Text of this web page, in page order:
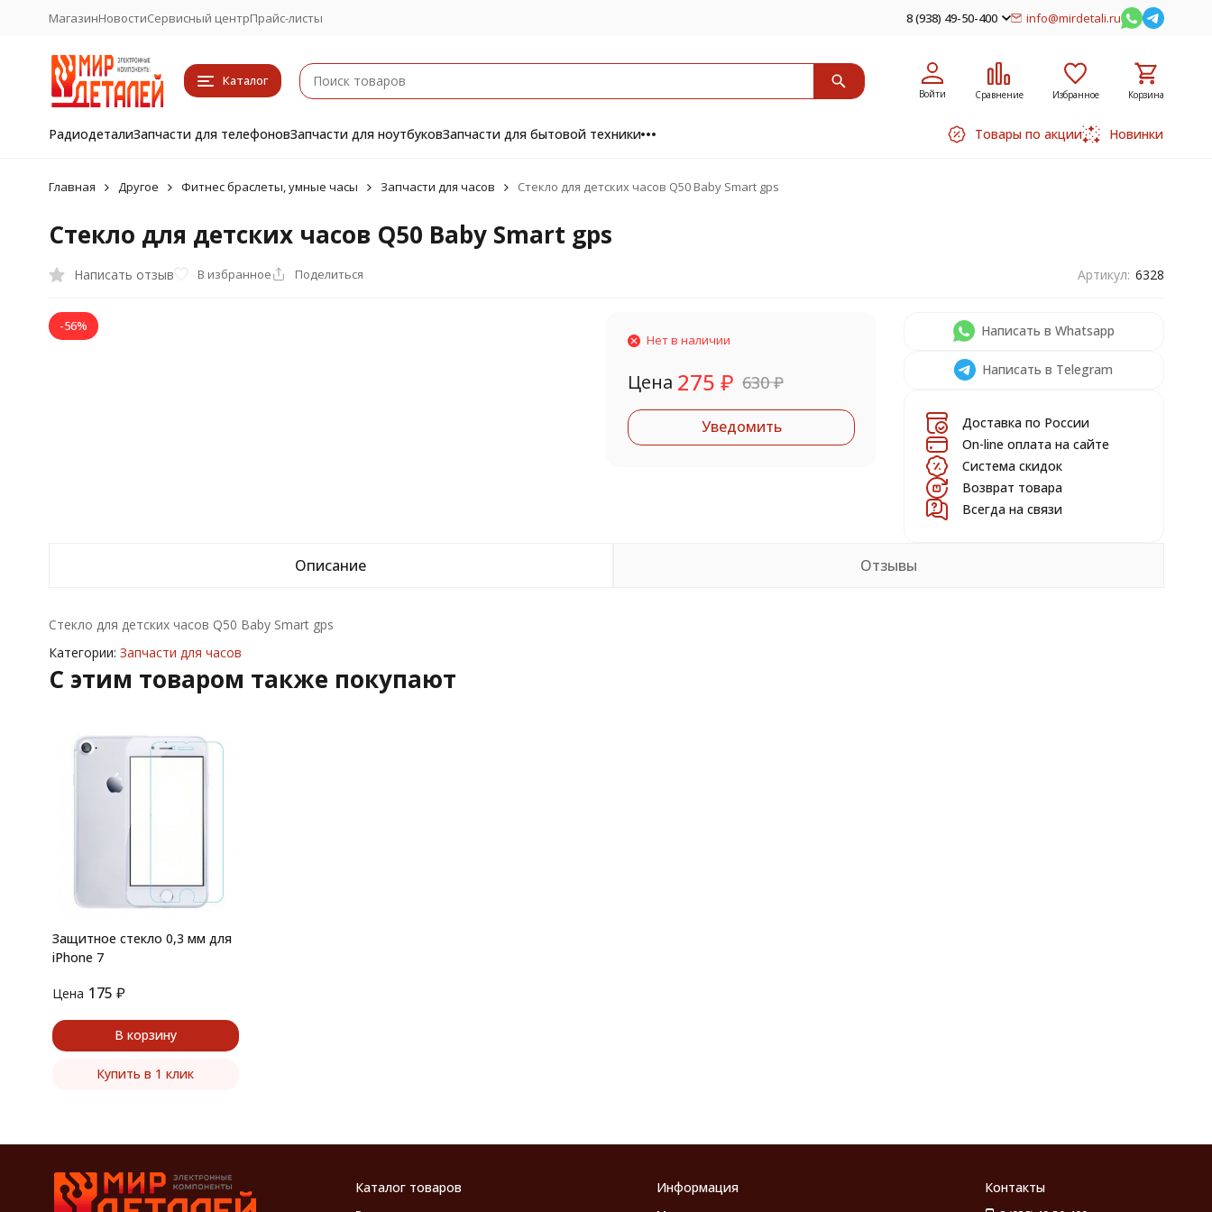
МагазинНовостиСервисный центрПрайс-листы 8 (938) 49-50-400 info@mirdetali.ru
Каталог
Войти Сравнение Избранное Корзина
РадиодеталиЗапчасти для телефоновЗапчасти для ноутбуковЗапчасти для бытовой техники Товары по акции Новинки
Главная Другое Фитнес браслеты, умные часы Запчасти для часов Стекло для детских часов Q50 Baby Smart gps
Стекло для детских часов Q50 Baby Smart gps
Написать отзыв В избранное Поделиться Артикул: 6328
-56%
Нет в наличии
Цена 275 ₽ 630₽
Уведомить
Написать в Whatsapp
Написать в Telegram
Доставка по России
On-line оплата на сайте
Система скидок
Возврат товара
Всегда на связи
Описание Отзывы
Стекло для детских часов Q50 Baby Smart gps
Категории: Запчасти для часов
C этим товаром также покупают
Защитное стекло 0,3 мм для
iPhone 7
Цена 175 ₽
В корзину
Купить в 1 клик
Каталог товаров Информация Контакты